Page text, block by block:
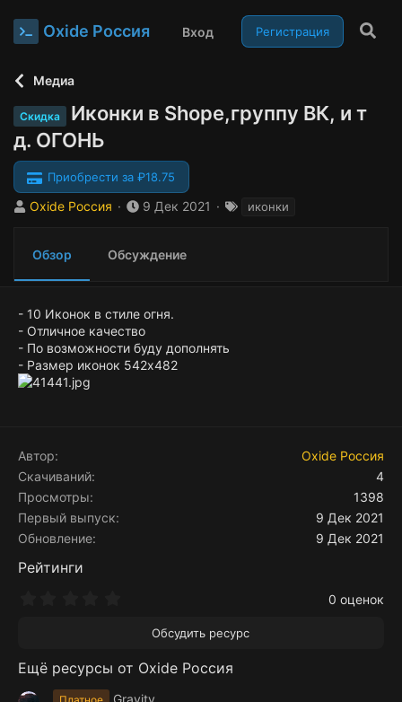
Oxide Россия Вход Регистрация
Медиа
Скидка
Иконки в Shope,группу ВК, и т
д. ОГОНЬ
Приобрести за ₽18.75
А
о
Oxide Россия
Д
а
з
д
а
н
9 Дек 2021 иконки
Обзор Обсуждение
- 10 Иконок в стиле огня.
- Отличное качество
- По возможности буду дополнять
- Размер иконок 542х482
Автор
Oxide Россия
Скачиваний
4
Просмотры
1398
Первый выпуск
9 Дек 2021
Обновление
9 Дек 2021
Рейтинги
в
з
0 оценок
Обсудить ресурс
Ещё ресурсы от Oxide Россия
Gravity